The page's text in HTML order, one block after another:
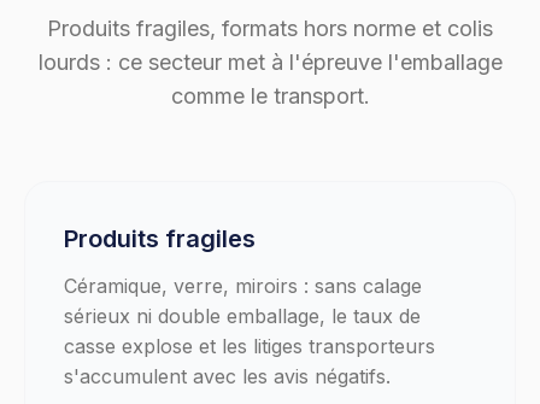
Produits fragiles, formats hors norme et colis
lourds : ce secteur met à l'épreuve l'emballage
comme le transport.
Produits fragiles
Céramique, verre, miroirs : sans calage
sérieux ni double emballage, le taux de
casse explose et les litiges transporteurs
s'accumulent avec les avis négatifs.